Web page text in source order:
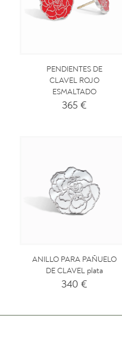
PENDIENTES DE
CLAVEL ROJO
ESMALTADO
365 €
ANILLO PARA PAÑUELO
DE CLAVEL plata
340 €